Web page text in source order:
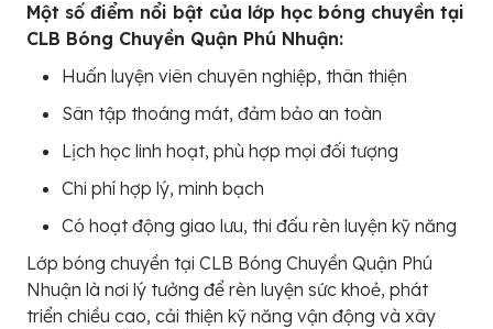
Một số điểm nổi bật của lớp học bóng chuyền tại
CLB Bóng Chuyền Quận Phú Nhuận:
Huấn luyện viên chuyên nghiệp, thân thiện
Sân tập thoáng mát, đảm bảo an toàn
Lịch học linh hoạt, phù hợp mọi đối tượng
Chi phí hợp lý, minh bạch
Có hoạt động giao lưu, thi đấu rèn luyện kỹ năng
Lớp bóng chuyền tại CLB Bóng Chuyền Quận Phú
Nhuận là nơi lý tưởng để rèn luyện sức khoẻ, phát
triển chiều cao, cải thiện kỹ năng vận động và xây